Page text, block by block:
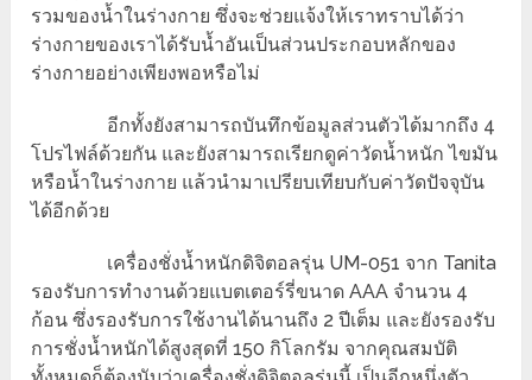
รวมของน้ำในร่างกาย ซึ่งจะช่วยแจ้งให้เราทราบได้ว่า
ร่างกายของเราได้รับน้ำอันเป็นส่วนประกอบหลักของ
ร่างกายอย่างเพียงพอหรือไม่
อีกทั้งยังสามารถบันทึกข้อมูลส่วนตัวได้มากถึง 4
โปรไฟล์ด้วยกัน และยังสามารถเรียกดูค่าวัดน้ำหนัก ไขมัน
หรือน้ำในร่างกาย แล้วนำมาเปรียบเทียบกับค่าวัดปัจจุบัน
ได้อีกด้วย
เครื่องชั่งน้ำหนักดิจิตอลรุ่น UM-051 จาก Tanita
รองรับการทำงานด้วยแบตเตอร์รี่ขนาด AAA จำนวน 4
ก้อน ซึ่งรองรับการใช้งานได้นานถึง 2 ปีเต็ม และยังรองรับ
การชั่งน้ำหนักได้สูงสุดที่ 150 กิโลกรัม จากคุณสมบัติ